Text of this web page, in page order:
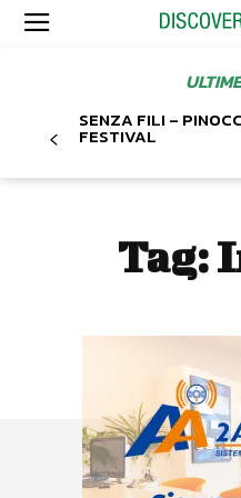
SENZA FILI –
FESTIVAL
Tag: